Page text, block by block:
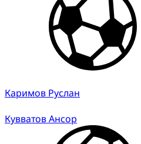
Каримов Руслан
Кувватов Ансор